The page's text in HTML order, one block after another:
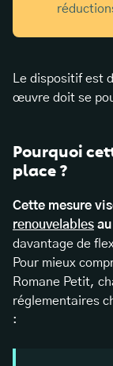
Le dispositif est
œuvre doit se
Pourquoi
place ?
Cette mesure
renouvelables
davantage de
Pour mieux
Romane Petit,
réglementaires
: